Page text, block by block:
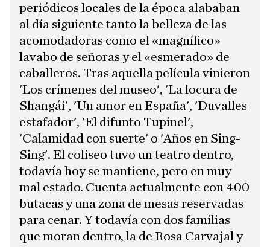
periódicos locales de la época alababan
al día siguiente tanto la belleza de las
acomodadoras como el «magnífico»
lavabo de señoras y el «esmerado» de
caballeros. Tras aquella película vinieron
'Los crímenes del museo', 'La locura de
Shangái', 'Un amor en España', 'Duvalles
estafador', 'El difunto Tupinel',
'Calamidad con suerte' o 'Años en Sing-
Sing'. El coliseo tuvo un teatro dentro,
todavía hoy se mantiene, pero en muy
mal estado. Cuenta actualmente con 400
butacas y una zona de mesas reservadas
para cenar. Y todavía con dos familias
que moran dentro, la de Rosa Carvajal y